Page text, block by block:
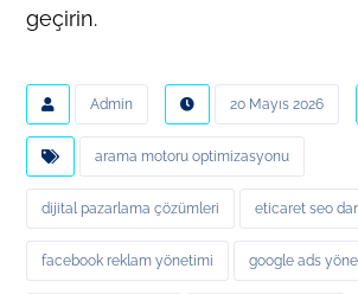
geçirin.
Admin 20 Mayıs 2026
arama motoru optimizasyonu
dijital pazarlama çözümleri eticaret seo
facebook reklam yönetimi google ads